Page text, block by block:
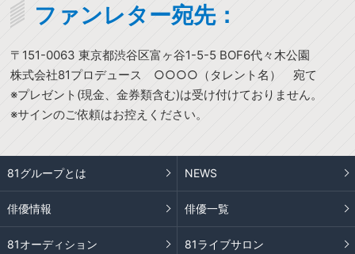
ファンレター宛先：
〒151-0063 東京都渋谷区富ヶ谷1-5-5 BOF6代々木公園
株式会社81プロデュース ○○○○（タレント名） 宛て
※プレゼント(現金、金券類含む)は受け付けておりません。
※サインのご依頼はお控えください。
81グループとは NEWS
俳優情報 俳優一覧
81オーディション 81ライブサロン